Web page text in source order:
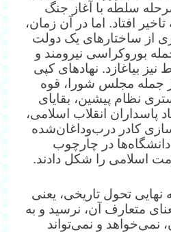
سلطه با آغاز جنگ
افتاد. اما در آن زمان،
از ساختارهای یک دولت
بوروکراسی نیرومند و
بیاغازد. نهادهای کپی
جمله مجلس شورا، قوه
نظام پیشین، بقایای
پاسداران انقلاب اسلامی،
کادر درب‌وداغان‌شده
دانشگاه‌ها در چارچوب
اسلامی را شکل دادند.
به مرحله نهایی تحول تاریخی، یعنی
متعارف آن، نرسید و به
نمی‌خواهد و نمی‌تواند